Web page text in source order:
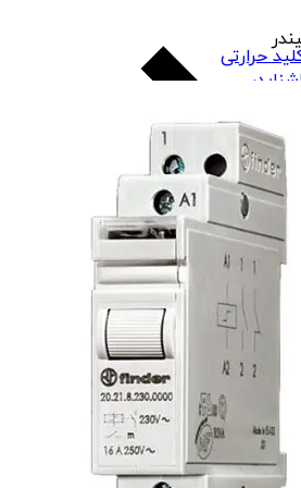
حرارتی
هیوندای
کلید حرارتی چینت
کلید حرارتی PNS
بی‌متال هیوندای
بی‌متال چینت
بی‌متال PNS
و تجهیزات تابلو برق